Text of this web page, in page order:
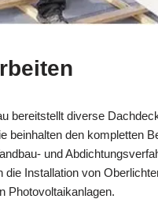
bereitstellt diverse
beinhalten den kompletten
und
die Installation von
Photovoltaikanlagen.